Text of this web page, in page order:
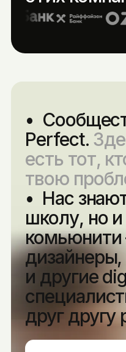
•
Perfect.
есть тот,
твою
•  Нас
школу, но и
дизайнеры,
и другие
друг другу